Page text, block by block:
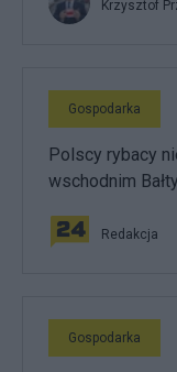
Krzysztof
Gospodarka
Polscy rybacy
wschodnim
Redakcja
Gospodarka